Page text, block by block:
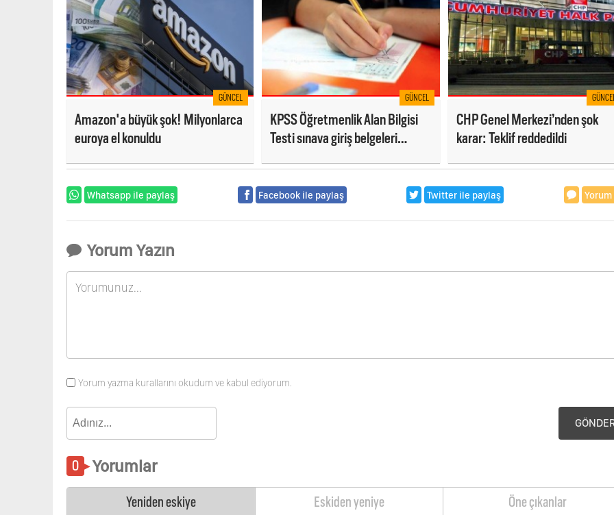
GÜNCEL
Amazon'a büyük şok! Milyonlarca
euroya el konuldu
GÜNCEL
KPSS Öğretmenlik Alan Bilgisi
Testi sınava giriş belgeleri
CHP Genel Merkezi’nden şok
karar: Teklif reddedildi
Whatsapp ile paylaş Facebook ile paylaş Twitter ile paylaş Yorum
Yorum Yazın
Yorum yazma kurallarını okudum ve kabul ediyorum.
Yorumlar
Yeniden eskiye Eskiden yeniye Öne çıkanlar